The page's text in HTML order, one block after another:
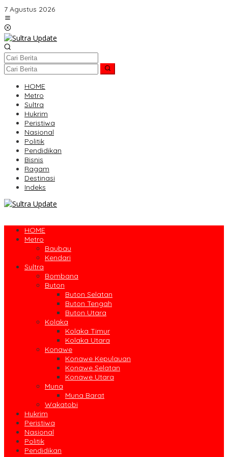
Lewati
ke
konten
7 Agustus 2026
HOME
Metro
Sultra
Hukrim
Peristiwa
Nasional
Politik
Pendidikan
Bisnis
Ragam
Destinasi
Indeks
HOME
Metro
Baubau
Kendari
Sultra
Bombana
Buton
Buton Selatan
Buton Tengah
Buton Utara
Kolaka
Kolaka Timur
Kolaka Utara
Konawe
Konawe Kepulauan
Konawe Selatan
Konawe Utara
Muna
Muna Barat
Wakatobi
Hukrim
Peristiwa
Nasional
Politik
Pendidikan